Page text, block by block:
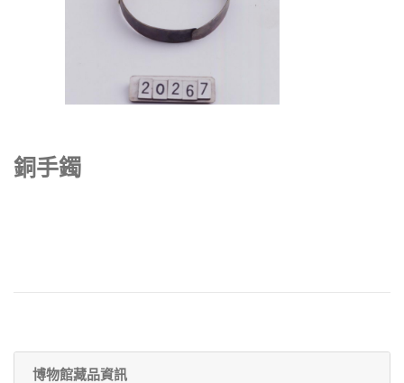
銅手鐲
博物館藏品資訊